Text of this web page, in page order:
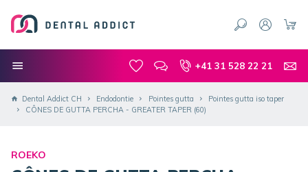
+41 31 528 22 21
Dental Addict CH Endodontie Pointes gutta
Pointes gutta iso taper
CÔNES DE GUTTA PERCHA - GREATER TAPER (60)
ROEKO